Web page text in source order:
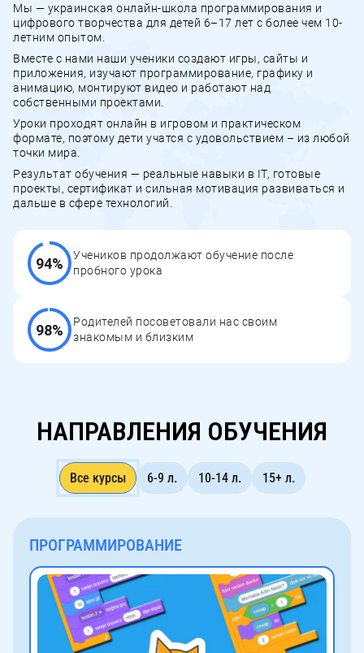
Мы — украинская онлайн-школа программирования и
цифрового творчества для детей 6–17 лет с более чем 10-
летним опытом.
Вместе с нами наши ученики создают игры, сайты и
приложения, изучают программирование, графику и
анимацию, монтируют видео и работают над
собственными проектами.
Уроки проходят онлайн в игровом и практическом
формате, поэтому дети учатся с удовольствием – из любой
точки мира.
Результат обучения — реальные навыки в IT, готовые
проекты, сертификат и сильная мотивация развиваться и
дальше в сфере технологий.
94%
Учеников продолжают обучение после
пробного урока
98%
Родителей посоветовали нас своим
знакомым и близким
НАПРАВЛЕНИЯ ОБУЧЕНИЯ
Все курсы 6-9 л. 10-14 л. 15+ л.
ПРОГРАММИРОВАНИЕ